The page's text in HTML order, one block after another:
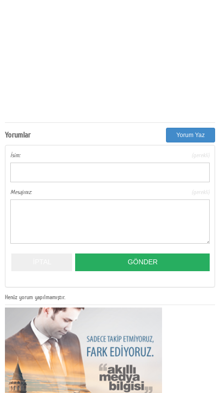
Yorumlar Yorum Yaz
İsim: (gerekli)
Mesajınız: (gerekli)
Henüz yorum yapılmamıştır.